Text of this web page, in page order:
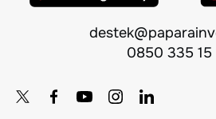
0850 335 15